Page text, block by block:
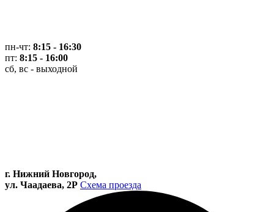
пн-чт: 8:15 - 16:30
пт: 8:15 - 16:00
сб, вс - выходной
г. Нижний Новгород,
ул. Чаадаева, 2Р Схема проезда